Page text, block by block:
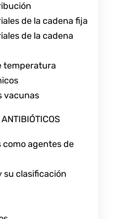
de la cadena fija
de la cadena
temperatura
vacunas
como agentes de
su clasificación